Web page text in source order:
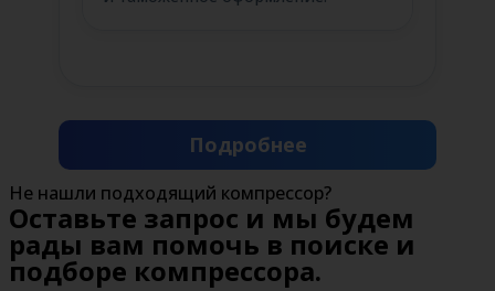
Подробнее
Не нашли подходящий компрессор?
Оставьте запрос и мы будем
рады вам помочь в поиске и
подборе компрессора.